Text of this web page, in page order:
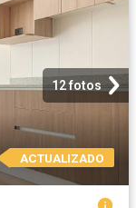
12 fotos
ACTUALIZADO